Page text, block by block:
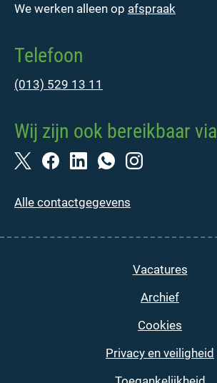
We werken alleen op afspraak
Telefoon
(013) 529 13 11
Wij zijn ook bereikbaar via
Alle contactgegevens
Vacatures
Archief
Cookies
Privacy en veiligheid